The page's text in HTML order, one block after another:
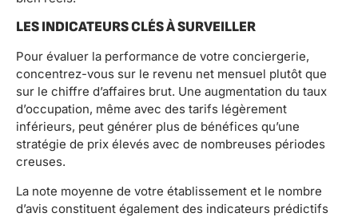
LES INDICATEURS CLÉS À SURVEILLER
Pour évaluer la performance de votre conciergerie,
concentrez-vous sur le revenu net mensuel plutôt que
sur le chiffre d’affaires brut. Une augmentation du taux
d’occupation, même avec des tarifs légèrement
inférieurs, peut générer plus de bénéfices qu’une
stratégie de prix élevés avec de nombreuses périodes
creuses.
La note moyenne de votre établissement et le nombre
d’avis constituent également des indicateurs prédictifs